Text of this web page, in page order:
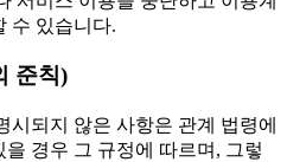
수 있습니다.
준칙)
시되지 않은 사항은 관계 법령에
을 경우 그 규정에 따르며, 그렇